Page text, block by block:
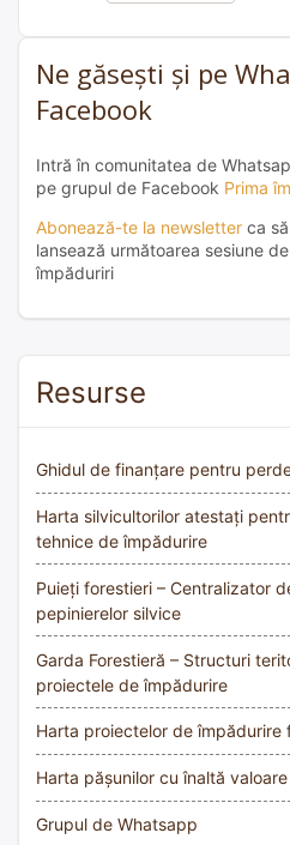
Ne găsești și pe
Facebook
Intră în comunitatea de
pe grupul de Facebook Prima
Abonează-te la newsletter ca
lansează următoarea sesiune
împăduriri
Resurse
Ghidul de finanțare pentru
Harta silvicultorilor atestați
tehnice de împădurire
Puieți forestieri – Centralizator
pepinierelor silvice
Garda Forestieră – Structuri
proiectele de împădurire
Harta proiectelor de împădurire
Harta pășunilor cu înaltă
Grupul de Whatsapp